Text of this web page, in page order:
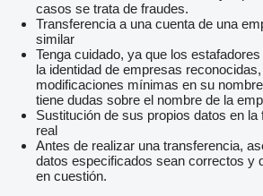
casos se trata de fraudes.
Transferencia a una cuenta de una
similar
Tenga cuidado, ya que los
la identidad de empresas
modificaciones mínimas en su
tiene dudas sobre el nombre de la
Sustitución de sus propios datos en
real
Antes de realizar una transferencia,
datos especificados sean correctos y
en cuestión.